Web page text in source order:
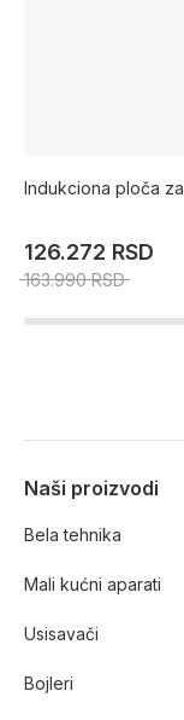
Indukciona ploča
126.272 RSD
163.990 RSD
Naši proizvodi
Bela tehnika
Mali kućni aparati
Usisavači
Bojleri